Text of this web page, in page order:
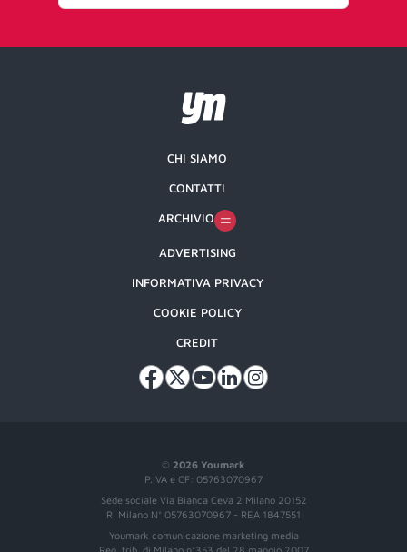
© 2026 Youmark
P.IVA e CF: 05763070967
Sede sociale Via Bianca Ceva 2 Milano 20152
RI Milano N° 05763070967 - REA 1847551
Youmark comunicazione marketing media
Reg. trib. di Milano n°353 del 28 maggio 2007
CHI SIAMO
CONTATTI
ARCHIVIO
ADVERTISING
INFORMATIVA PRIVACY
COOKIE POLICY
CREDIT